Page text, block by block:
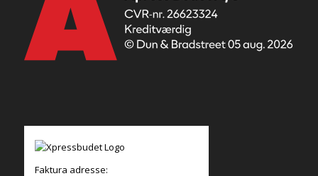
Faktura adresse: